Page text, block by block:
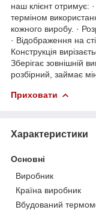
наш клієнт отримує:
терміном
кожного виробу. ·
· Відображення на
Конструкція
Зберігає зовнішній
розбірний, займає
Приховати
Характеристики
Основні
Виробник
Країна виробник
Вбудований